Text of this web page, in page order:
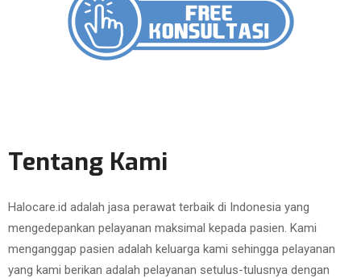
Tentang Kami
Halocare.id adalah jasa perawat terbaik di Indonesia yang
mengedepankan pelayanan maksimal kepada pasien. Kami
menganggap pasien adalah keluarga kami sehingga pelayanan
yang kami berikan adalah pelayanan setulus-tulusnya dengan